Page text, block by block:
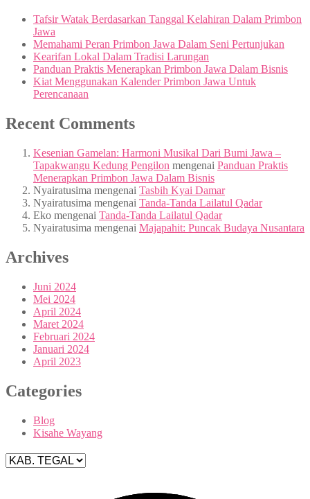
Tafsir Watak Berdasarkan Tanggal Kelahiran Dalam Primbon
Jawa
Memahami Peran Primbon Jawa Dalam Seni Pertunjukan
Kearifan Lokal Dalam Tradisi Larungan
Panduan Praktis Menerapkan Primbon Jawa Dalam Bisnis
Kiat Menggunakan Kalender Primbon Jawa Untuk
Perencanaan
Recent Comments
Kesenian Gamelan: Harmoni Musikal Dari Bumi Jawa –
Tapakwangu Kedung Pengilon mengenai Panduan Praktis
Menerapkan Primbon Jawa Dalam Bisnis
Nyairatusima mengenai Tasbih Kyai Damar
Nyairatusima mengenai Tanda-Tanda Lailatul Qadar
Eko mengenai Tanda-Tanda Lailatul Qadar
Nyairatusima mengenai Majapahit: Puncak Budaya Nusantara
Archives
Juni 2024
Mei 2024
April 2024
Maret 2024
Februari 2024
Januari 2024
April 2023
Categories
Blog
Kisahe Wayang